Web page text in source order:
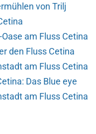
von Trilj
am Fluss Cetina
den Fluss Cetina
am Fluss Cetina
Das Blue eye
am Fluss Cetina